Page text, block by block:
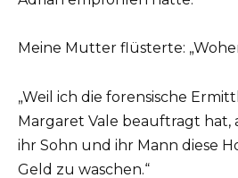
Meine Mutter flüsterte:
„Weil ich die forensische
Margaret Vale beauftragt hat,
ihr Sohn und ihr Mann diese
Geld zu waschen.“